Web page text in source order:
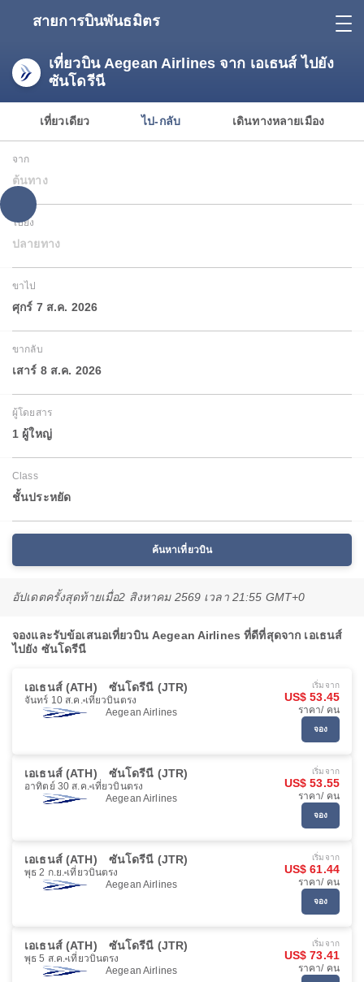
สายการบินพันธมิตร
เที่ยวบิน Aegean Airlines จาก เอเธนส์ ไปยัง
ซันโดรีนี
เที่ยวเดียว ไป-กลับ เดินทางหลายเมือง
จาก
ต้นทาง
ไปยัง
ปลายทาง
ขาไป
ศุกร์ 7 ส.ค. 2026
ขากลับ
เสาร์ 8 ส.ค. 2026
ผู้โดยสาร
1 ผู้ใหญ่
Class
ชั้นประหยัด
ค้นหาเที่ยวบิน
อัปเดตครั้งสุดท้ายเมื่อ2 สิงหาคม 2569 เวลา 21:55 GMT+0
จองและรับข้อเสนอเที่ยวบิน Aegean Airlines ที่ดีที่สุดจาก เอเธนส์
ไปยัง ซันโดรีนี
เอเธนส์ (ATH) ซันโดรีนี (JTR)
จันทร์ 10 ส.ค. เที่ยวบินตรง
Aegean Airlines
เริ่มจาก
US$ 53.45
ราคา/ คน
จอง
เอเธนส์ (ATH) ซันโดรีนี (JTR)
อาทิตย์ 30 ส.ค. เที่ยวบินตรง
Aegean Airlines
เริ่มจาก
US$ 53.55
ราคา/ คน
จอง
เอเธนส์ (ATH) ซันโดรีนี (JTR)
พุธ 2 ก.ย. เที่ยวบินตรง
Aegean Airlines
เริ่มจาก
US$ 61.44
ราคา/ คน
จอง
เอเธนส์ (ATH) ซันโดรีนี (JTR)
พุธ 5 ส.ค. เที่ยวบินตรง
Aegean Airlines
เริ่มจาก
US$ 73.41
ราคา/ คน